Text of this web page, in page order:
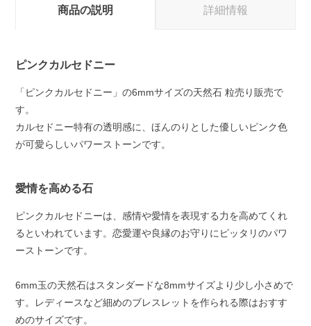
商品の説明 詳細情報
ピンクカルセドニー
「ピンクカルセドニー」の6mmサイズの天然石 粒売り販売で
す。
カルセドニー特有の透明感に、ほんのりとした優しいピンク色
が可愛らしいパワーストーンです。
愛情を高める石
ピンクカルセドニーは、感情や愛情を表現する力を高めてくれ
るといわれています。恋愛運や良縁のお守りにピッタリのパワ
ーストーンです。
6mm玉の天然石はスタンダードな8mmサイズより少し小さめで
す。レディースなど細めのブレスレットを作られる際はおすす
めのサイズです。